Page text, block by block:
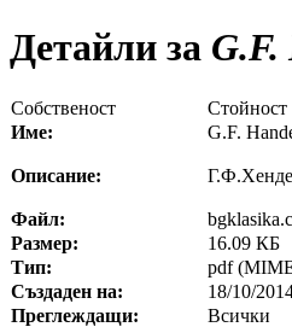
Детайли за
Собственост
Стойност
Име:
G.F.
Описание:
Файл:
Размер:
16.09 КБ
Тип:
pdf
Създаден на:
18/10/
Преглеждащи:
Всички